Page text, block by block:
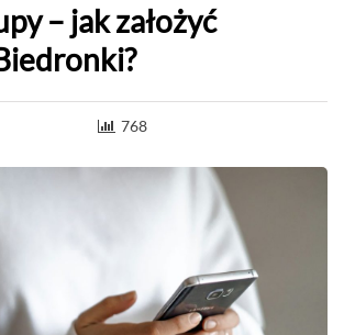
– jak założyć
768